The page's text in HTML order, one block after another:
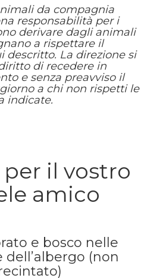
da compagnia
responsabilità per i
derivare dagli animali
a rispettare il
descritto. La direzione si
di recedere in
e senza preavviso il
a chi non rispetti le
indicate.
per il vostro
amico
e bosco nelle
dell’albergo (non